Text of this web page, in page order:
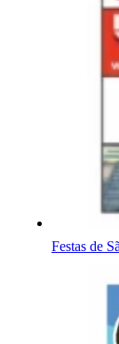
Festas de